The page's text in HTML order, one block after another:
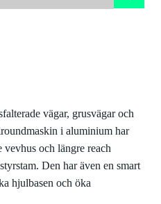
vägar, grusvägar och
i aluminium har
vevhus och längre reach
Den har även en smart
hjulbasen och öka